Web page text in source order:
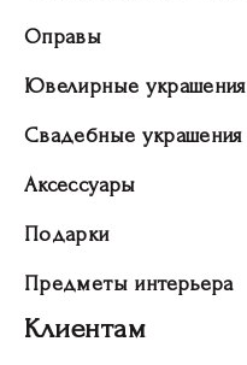
Оправы
Ювелирные украшения
Свадебные украшения
Аксессуары
Подарки
Предметы интерьера
Клиентам